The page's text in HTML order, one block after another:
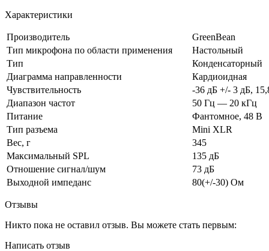
Характеристики
Производитель
GreenBean
Тип микрофона по области применения
Настольный
Тип
Конденсаторный
Диаграмма направленности
Кардиоидная
Чувствительность
-36 дБ +/- 3 дБ,
Диапазон частот
50 Гц — 20 кГц
Питание
Фантомное, 48 В
Тип разъема
Mini XLR
Вес, г
345
Максимальный SPL
135 дБ
Отношение сигнал/шум
73 дБ
Выходной импеданс
80(+/-30) Ом
Отзывы
Никто пока не оставил отзыв. Вы можете стать первым:
Написать отзыв